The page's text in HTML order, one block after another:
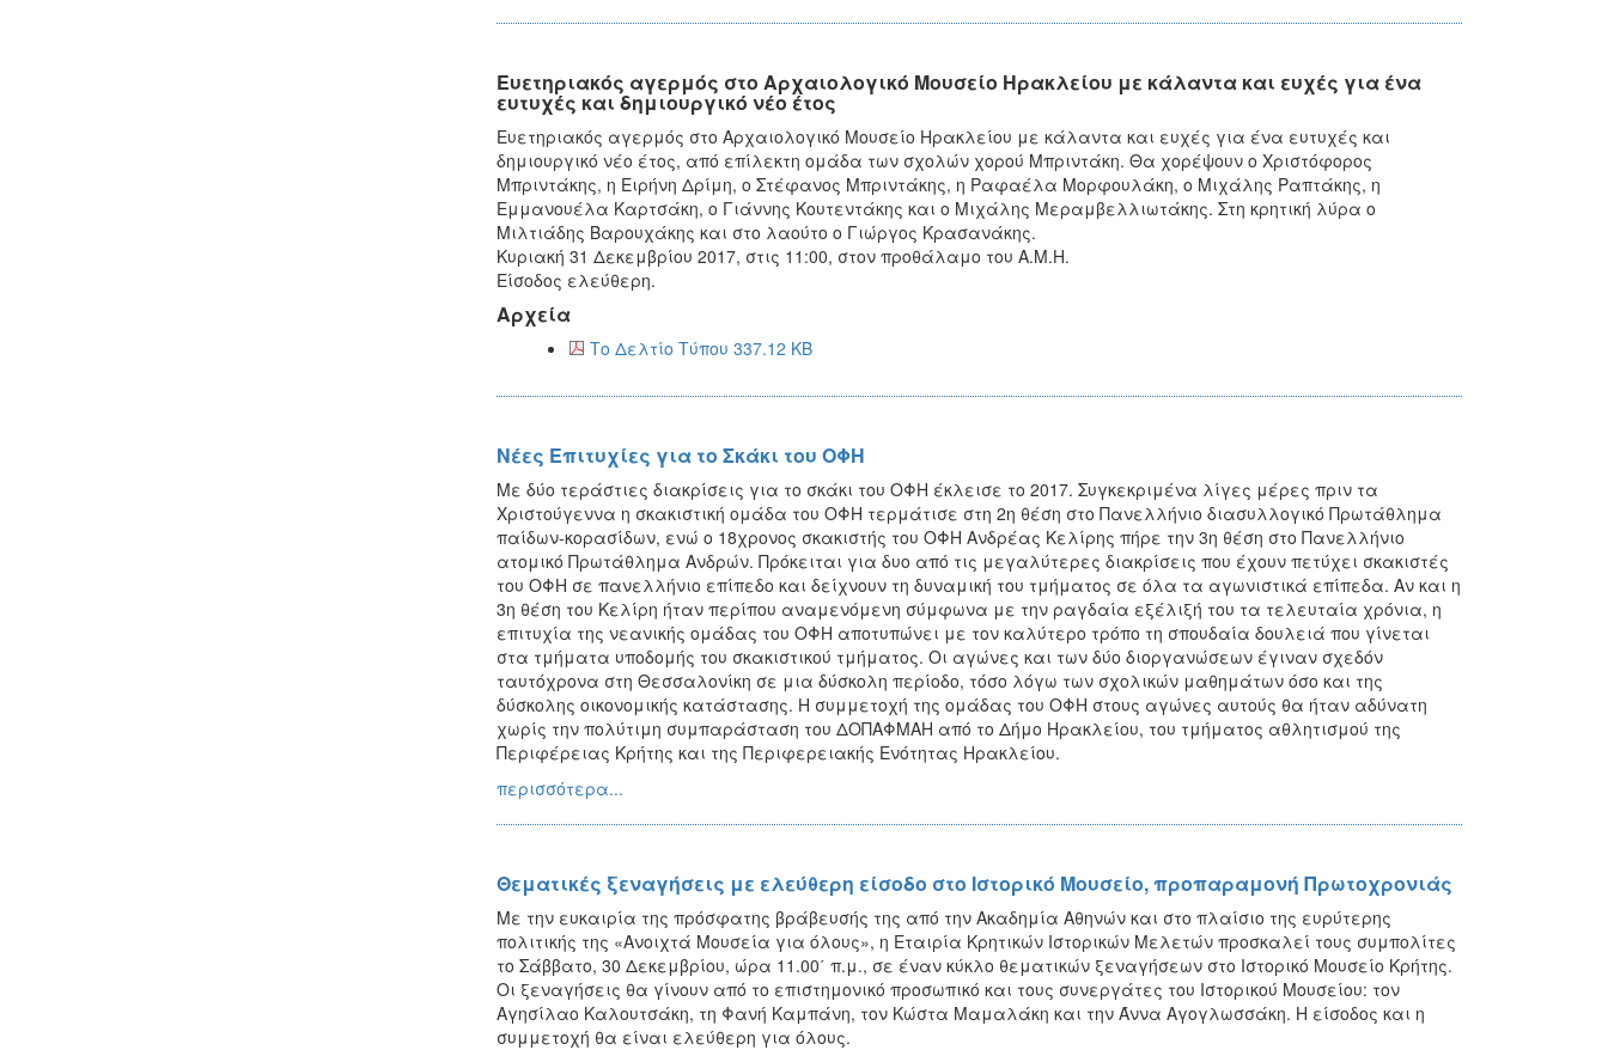
Ευετηριακός αγερμός στο Αρχαιολογικό Μουσείο Ηρακλείου με κάλαντα και ευχές για ένα
ευτυχές και δημιουργικό νέο έτος
Ευετηριακός αγερμός στο Αρχαιολογικό Μουσείο Ηρακλείου με κάλαντα και ευχές για ένα ευτυχές και
δημιουργικό νέο έτος, από επίλεκτη ομάδα των σχολών χορού Μπριντάκη. Θα χορέψουν ο Χριστόφορος
Μπριντάκης, η Ειρήνη Δρίμη, ο Στέφανος Μπριντάκης, η Ραφαέλα Μορφουλάκη, ο Μιχάλης Ραπτάκης, η
Εμμανουέλα Καρτσάκη, ο Γιάννης Κουτεντάκης και ο Μιχάλης Μεραμβελλιωτάκης. Στη κρητική λύρα ο
Μιλτιάδης Βαρουχάκης και στο λαούτο ο Γιώργος Κρασανάκης.
Κυριακή 31 Δεκεμβρίου 2017, στις 11:00, στον προθάλαμο του Α.Μ.Η.
Είσοδος ελεύθερη.
Αρχεία
Το Δελτίο Τύπου 337.12 KB
Νέες Επιτυχίες για το Σκάκι του ΟΦΗ
Με δύο τεράστιες διακρίσεις για το σκάκι του ΟΦΗ έκλεισε το 2017. Συγκεκριμένα λίγες μέρες πριν τα
Χριστούγεννα η σκακιστική ομάδα του ΟΦΗ τερμάτισε στη 2η θέση στο Πανελλήνιο διασυλλογικό Πρωτάθλημα
παίδων-κορασίδων, ενώ ο 18χρονος σκακιστής του ΟΦΗ Ανδρέας Κελίρης πήρε την 3η θέση στο Πανελλήνιο
ατομικό Πρωτάθλημα Ανδρών. Πρόκειται για δυο από τις μεγαλύτερες διακρίσεις που έχουν πετύχει σκακιστές
του ΟΦΗ σε πανελλήνιο επίπεδο και δείχνουν τη δυναμική του τμήματος σε όλα τα αγωνιστικά επίπεδα. Αν και η
3η θέση του Κελίρη ήταν περίπου αναμενόμενη σύμφωνα με την ραγδαία εξέλιξή του τα τελευταία χρόνια, η
επιτυχία της νεανικής ομάδας του ΟΦΗ αποτυπώνει με τον καλύτερο τρόπο τη σπουδαία δουλειά που γίνεται
στα τμήματα υποδομής του σκακιστικού τμήματος. Οι αγώνες και των δύο διοργανώσεων έγιναν σχεδόν
ταυτόχρονα στη Θεσσαλονίκη σε μια δύσκολη περίοδο, τόσο λόγω των σχολικών μαθημάτων όσο και της
δύσκολης οικονομικής κατάστασης. Η συμμετοχή της ομάδας του ΟΦΗ στους αγώνες αυτούς θα ήταν αδύνατη
χωρίς την πολύτιμη συμπαράσταση του ΔΟΠΑΦΜΑΗ από το Δήμο Ηρακλείου, του τμήματος αθλητισμού της
Περιφέρειας Κρήτης και της Περιφερειακής Ενότητας Ηρακλείου.
περισσότερα...
Θεματικές ξεναγήσεις με ελεύθερη είσοδο στο Ιστορικό Μουσείο, προπαραμονή Πρωτοχρονιάς
Mε την ευκαιρία της πρόσφατης βράβευσής της από την Ακαδημία Αθηνών και στο πλαίσιο της ευρύτερης
πολιτικής της «Ανοιχτά Μουσεία για όλους», η Εταιρία Κρητικών Ιστορικών Μελετών προσκαλεί τους συμπολίτες
το Σάββατο, 30 Δεκεμβρίου, ώρα 11.00΄ π.μ., σε έναν κύκλο θεματικών ξεναγήσεων στο Ιστορικό Μουσείο Κρήτης.
Οι ξεναγήσεις θα γίνουν από το επιστημονικό προσωπικό και τους συνεργάτες του Ιστορικού Μουσείου: τον
Αγησίλαο Καλουτσάκη, τη Φανή Καμπάνη, τον Κώστα Μαμαλάκη και την Άννα Αγογλωσσάκη. Η είσοδος και η
συμμετοχή θα είναι ελεύθερη για όλους.